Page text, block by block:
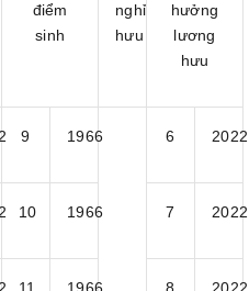
điểm
sinh
nghỉ
hưu
hưởng
lương
hưu
9 1966 6 2022
10 1966 7 2022